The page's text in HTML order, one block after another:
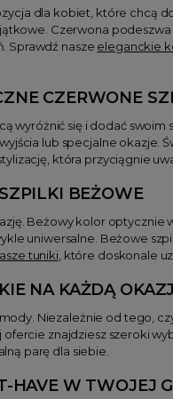
dla kobiet, które chcą
Czerwona
Sprawdź nasze eleganckie
CZERWONE
wyróżnić się i dodać
lub specjalne
która przyciągnie
BEŻOWE
Beżowy kolor optycznie
uniwersalne. Beżowe
tuniki, które doskonale
NA KAŻDĄ
Niezależnie od tego,
znajdziesz szeroki
parę dla siebie.
HAVE W TWOJEJ